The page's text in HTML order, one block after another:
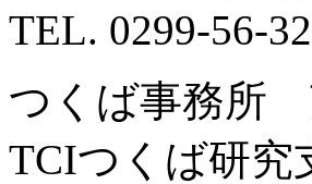
TEL. 0299-56-
つくば事務所
TCIつくば研究